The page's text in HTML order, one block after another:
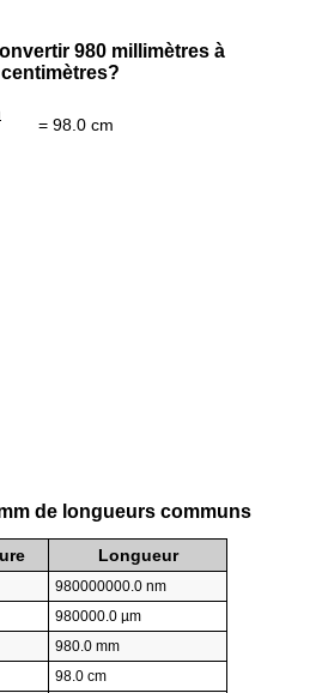
980 millimètres à
centimètres?
= 98.0 cm
de longueurs communs
Longueur
980000000.0 nm
980000.0 µm
980.0 mm
98.0 cm